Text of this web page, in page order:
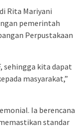
Rita Mariyani
pemerintah
Perpustakaan
sehingga kita dapat
masyarakat,”
Ia berencana
standar